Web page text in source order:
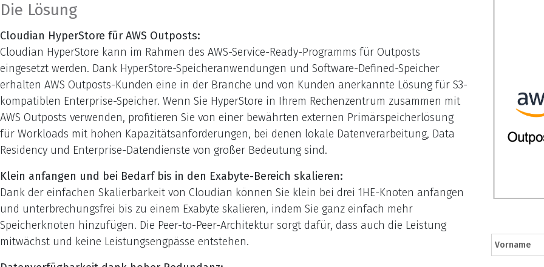
Die Lösung
Cloudian HyperStore für AWS Outposts:
Cloudian HyperStore kann im Rahmen des AWS-Service-Ready-Programms für Outposts
eingesetzt werden. Dank HyperStore-Speicheranwendungen und Software-Defined-Speicher
erhalten AWS Outposts-Kunden eine in der Branche und von Kunden anerkannte Lösung für S3-
kompatiblen Enterprise-Speicher. Wenn Sie HyperStore in Ihrem Rechenzentrum zusammen mit
AWS Outposts verwenden, profitieren Sie von einer bewährten externen Primärspeicherlösung
für Workloads mit hohen Kapazitätsanforderungen, bei denen lokale Datenverarbeitung, Data
Residency und Enterprise-Datendienste von großer Bedeutung sind.
Klein anfangen und bei Bedarf bis in den Exabyte-Bereich skalieren:
Dank der einfachen Skalierbarkeit von Cloudian können Sie klein bei drei 1HE-Knoten anfangen
und unterbrechungsfrei bis zu einem Exabyte skalieren, indem Sie ganz einfach mehr
Speicherknoten hinzufügen. Die Peer-to-Peer-Architektur sorgt dafür, dass auch die Leistung
mitwächst und keine Leistungsengpässe entstehen.